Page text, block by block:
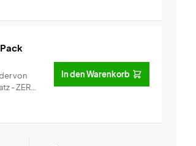
von
- ZERV
In den Warenkorb